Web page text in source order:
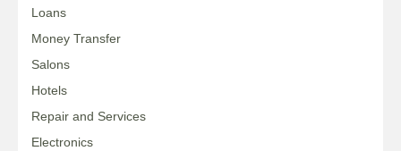
Loans
Money Transfer
Salons
Hotels
Repair and Services
Electronics